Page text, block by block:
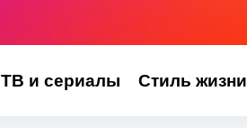
ТВ и сериалы Стиль жизни